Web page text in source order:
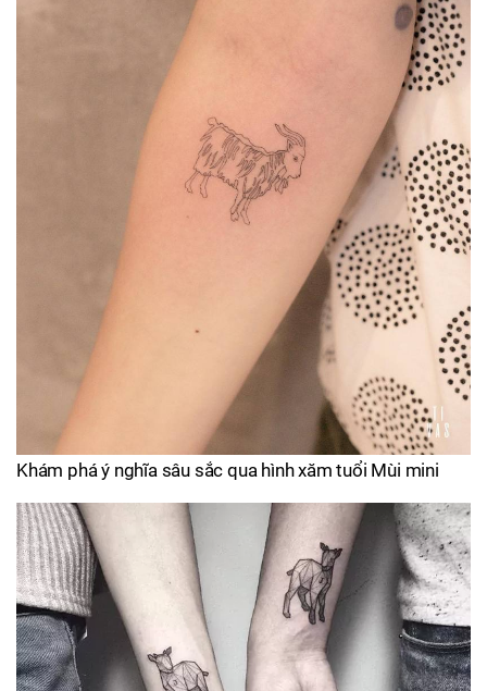
Khám phá ý nghĩa sâu sắc qua hình xăm tuổi Mùi mini